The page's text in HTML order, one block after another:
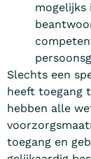
mogelijks
Slechts een
heeft toegang
hebben alle
toegang en